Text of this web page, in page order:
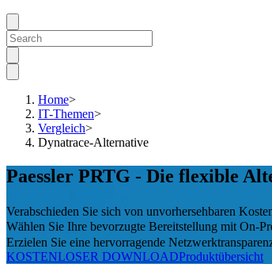
Home>
IT-Themen>
Vergleich>
Dynatrace-Alternative
Paessler PRTG - Die flexible
Verabschieden Sie sich von unvorhersehbaren
Wählen Sie Ihre bevorzugte Bereitstellung mit On-
Erzielen Sie eine hervorragende
KOSTENLOSER DOWNLOADProduktübersicht